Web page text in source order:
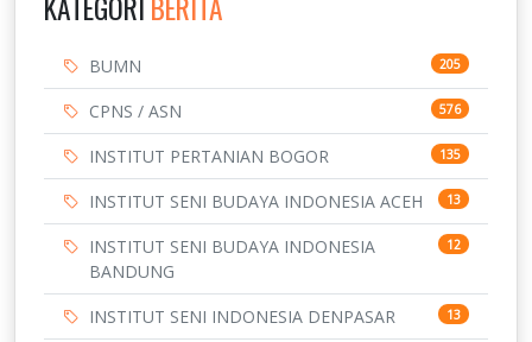
BUMN 205
CPNS / ASN 576
INSTITUT PERTANIAN BOGOR 135
INSTITUT SENI BUDAYA INDONESIA ACEH 13
INSTITUT SENI BUDAYA INDONESIA
BANDUNG
12
INSTITUT SENI INDONESIA DENPASAR 13